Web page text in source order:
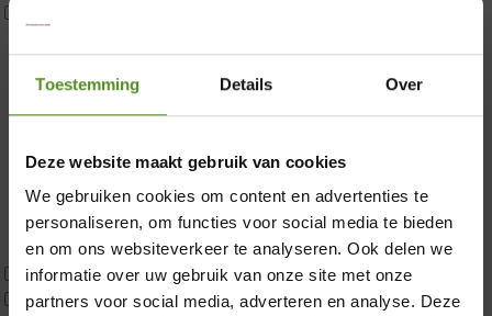
Toestemming Details Over
Deze website maakt gebruik van cookies
We gebruiken cookies om content en advertenties te
personaliseren, om functies voor social media te bieden
en om ons websiteverkeer te analyseren. Ook delen we
informatie over uw gebruik van onze site met onze
partners voor social media, adverteren en analyse. Deze
2 personen
2 personen split
Materiaal
Koudschuim
Latex
Traagschuim
Tweepersoons 1 kern
Tweepersoons 1 kern product
×